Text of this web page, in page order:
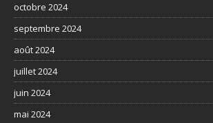
octobre 2024
septembre 2024
août 2024
juillet 2024
juin 2024
mai 2024